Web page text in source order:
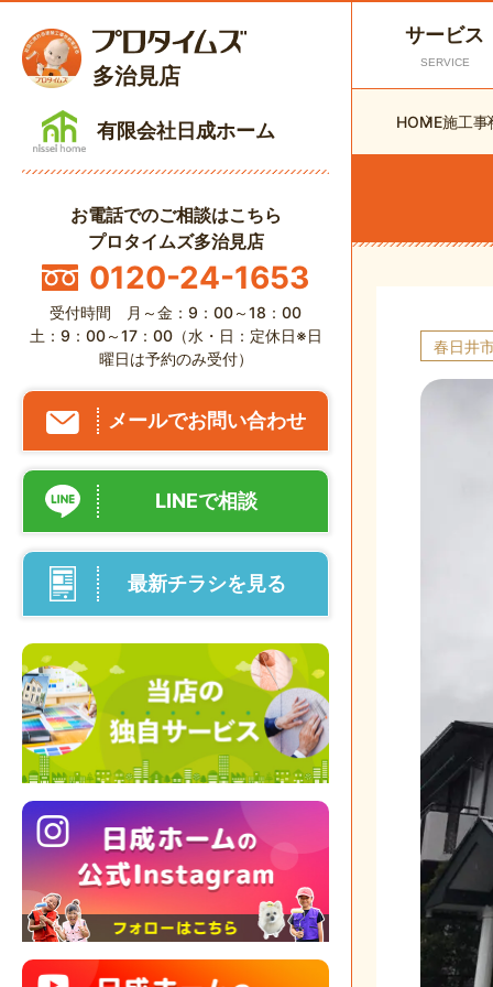
多治見店
有限会社日成ホーム
お電話でのご相談はこちら
プロタイムズ多治見店
0120-24-1653
受付時間 月～金：9：00～18：00
土：9：00～17：00（水・日：定休日※日
曜日は予約のみ受付）
メールでお問い合わせ
LINEで相談
最新チラシを見る
サービス
SERVICE
HOME施工事
春日井